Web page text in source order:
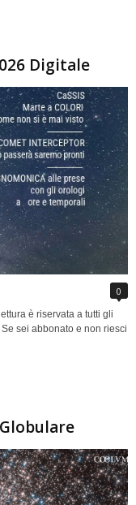
Digitale
0
è riservata a tutti gli
sei abbonato e non riesci
Globulare